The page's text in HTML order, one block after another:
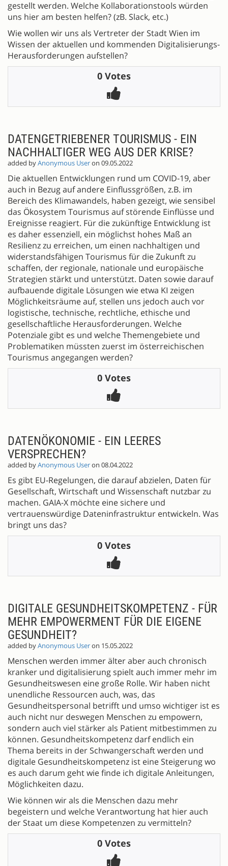
gestellt werden. Welche Kollaborationstools würden
uns hier am besten helfen? (zB. Slack, etc.)
Wie wollen wir uns als Vertreter der Stadt Wien im
Wissen der aktuellen und kommenden Digitalisierungs-
Herausforderungen aufstellen?
0 Votes
DATENGETRIEBENER TOURISMUS - EIN
NACHHALTIGER WEG AUS DER KRISE?
added byAnonymous Useron 09.05.2022
Die aktuellen Entwicklungen rund um COVID-19, aber
auch in Bezug auf andere Einflussgrößen, z.B. im
Bereich des Klimawandels, haben gezeigt, wie sensibel
das Ökosystem Tourismus auf störende Einflüsse und
Ereignisse reagiert. Für die zukünftige Entwicklung ist
es daher essenziell, ein möglichst hohes Maß an
Resilienz zu erreichen, um einen nachhaltigen und
widerstandsfähigen Tourismus für die Zukunft zu
schaffen, der regionale, nationale und europäische
Strategien stärkt und unterstützt. Daten sowie darauf
aufbauende digitale Lösungen wie etwa KI zeigen
Möglichkeitsräume auf, stellen uns jedoch auch vor
logistische, technische, rechtliche, ethische und
gesellschaftliche Herausforderungen. Welche
Potenziale gibt es und welche Themengebiete und
Problematiken müssten zuerst im österreichischen
Tourismus angegangen werden?
0 Votes
DATENÖKONOMIE - EIN LEERES
VERSPRECHEN?
added byAnonymous Useron 08.04.2022
Es gibt EU-Regelungen, die darauf abzielen, Daten für
Gesellschaft, Wirtschaft und Wissenschaft nutzbar zu
machen. GAIA-X möchte eine sichere und
vertrauenswürdige Dateninfrastruktur entwickeln. Was
bringt uns das?
0 Votes
DIGITALE GESUNDHEITSKOMPETENZ - FÜR
MEHR EMPOWERMENT FÜR DIE EIGENE
GESUNDHEIT?
added byAnonymous Useron 15.05.2022
Menschen werden immer älter aber auch chronisch
kranker und digitalisierung spielt auch immer mehr im
Gesundheitswesen eine große Rolle. Wir haben nicht
unendliche Ressourcen auch, was, das
Gesundheitspersonal betrifft und umso wichtiger ist es
auch nicht nur deswegen Menschen zu empowern,
sondern auch viel stärker als Patient mitbestimmen zu
können. Gesundheitskompetenz darf endlich ein
Thema bereits in der Schwangerschaft werden und
digitale Gesundheitskompetenz ist eine Steigerung wo
es auch darum geht wie finde ich digitale Anleitungen,
Möglichkeiten dazu.
Wie können wir als die Menschen dazu mehr
begeistern und welche Verantwortung hat hier auch
der Staat um diese Kompetenzen zu vermitteln?
0 Votes